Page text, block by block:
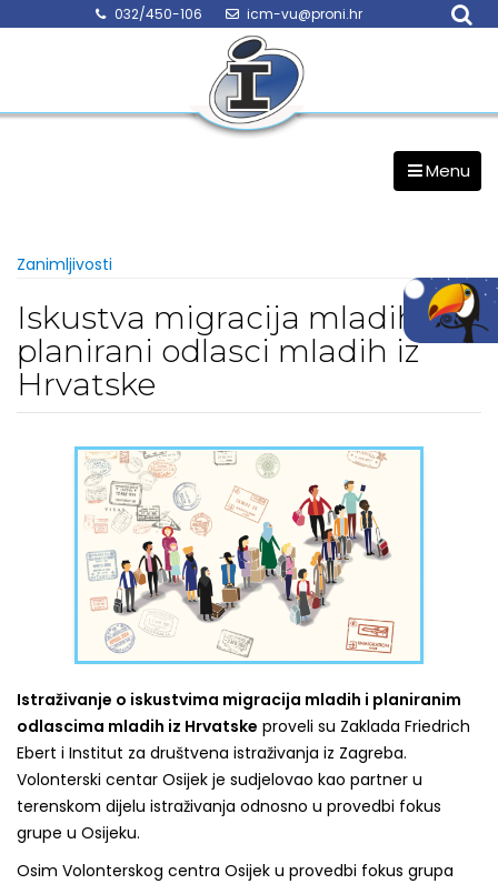
032/450-106 icm-vu@proni.hr
Menu
Zanimljivosti
Iskustva migracija mladih i
planirani odlasci mladih iz
Hrvatske
Istraživanje o iskustvima migracija mladih i planiranim
odlascima mladih iz Hrvatske proveli su Zaklada Friedrich
Ebert i Institut za društvena istraživanja iz Zagreba.
Volonterski centar Osijek je sudjelovao kao partner u
terenskom dijelu istraživanja odnosno u provedbi fokus
grupe u Osijeku.
Osim Volonterskog centra Osijek u provedbi fokus grupa